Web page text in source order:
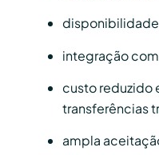
disponibilidade
integração
custo reduzido
transferências
ampla